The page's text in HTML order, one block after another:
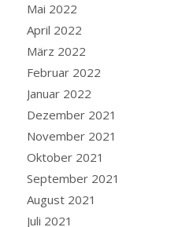
Mai 2022
April 2022
März 2022
Februar 2022
Januar 2022
Dezember 2021
November 2021
Oktober 2021
September 2021
August 2021
Juli 2021